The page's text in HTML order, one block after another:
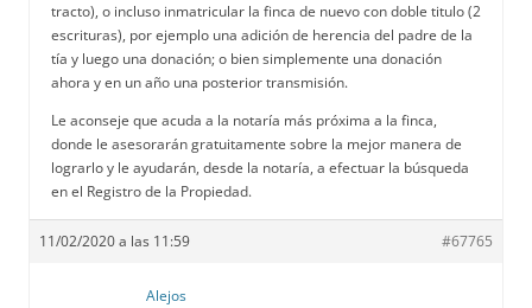
tracto), o incluso inmatricular la finca de nuevo con doble titulo (2
escrituras), por ejemplo una adición de herencia del padre de la
tía y luego una donación; o bien simplemente una donación
ahora y en un año una posterior transmisión.
Le aconseje que acuda a la notaría más próxima a la finca,
donde le asesorarán gratuitamente sobre la mejor manera de
lograrlo y le ayudarán, desde la notaría, a efectuar la búsqueda
en el Registro de la Propiedad.
11/02/2020 a las 11:59 #67765
Alejos